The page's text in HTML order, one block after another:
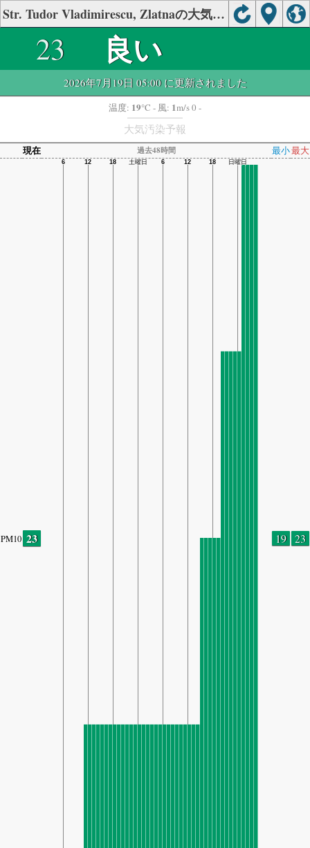
Str. Tudor Vladimirescu, Zlatnaの大気の状態
23 良い
2026年7月19日 05:00 に更新されました
温度: 19°C - 風: 1m/s 0 -
大気汚染予報
現在 過去48時間 最小最大
PM10 23 19 23